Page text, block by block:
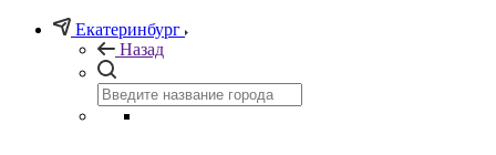
Екатеринбург
Назад